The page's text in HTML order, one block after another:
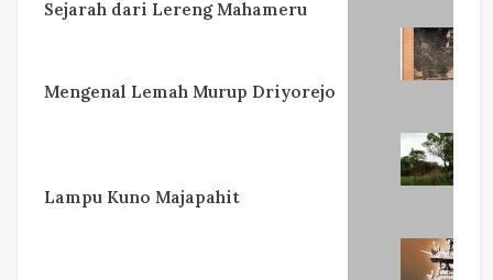
Sejarah dari Lereng Mahameru
Mengenal Lemah Murup Driyorejo
Lampu Kuno Majapahit